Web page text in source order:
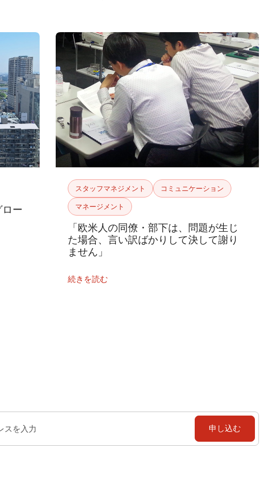
ー
スタッフマネジメント
コミュニケーション
マネージメント
「欧米人の同僚・部下は、問題が生じ
た場合、言い訳ばかりして決して謝り
ません」
続きを読む